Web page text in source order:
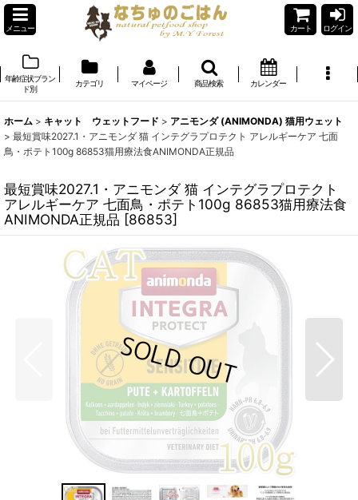
メニュー カート ログイン
年齢症状ブラン
ド別
カテゴリ マイページ 商品検索 カレンダー
ホーム > キャット ウェットフード > アニモンダ (ANIMONDA) 猫用ウェット
> 最短賞味2027.1・アニモンダ 猫 インテグラプロテクト アレルギーケア 七面
鳥・ポテト100g 86853猫用療法食ANIMONDA正規品
最短賞味2027.1・アニモンダ 猫 インテグラプロテクト
アレルギーケア 七面鳥・ポテト100g 86853猫用療法食
ANIMONDA正規品 [86853]